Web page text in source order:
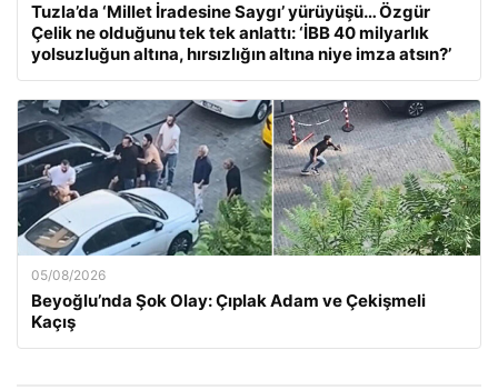
Tuzla’da ‘Millet İradesine Saygı’ yürüyüşü… Özgür
Çelik ne olduğunu tek tek anlattı: ‘İBB 40 milyarlık
yolsuzluğun altına, hırsızlığın altına niye imza atsın?’
05/08/2026
Beyoğlu’nda Şok Olay: Çıplak Adam ve Çekişmeli
Kaçış